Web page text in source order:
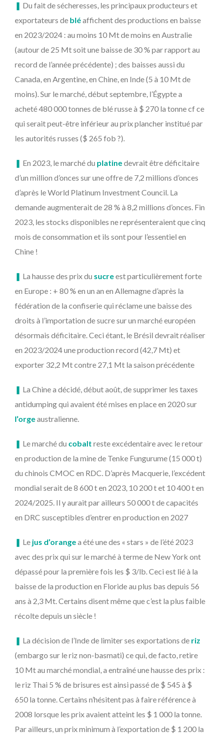
❚ Du fait de sécheresses, les principaux producteurs et
exportateurs de bléaffichent des productions en baisse
en 2023/2024 : au moins 10 Mt de moins en Australie
(autour de 25 Mt soit une baisse de 30 % par rapport au
record de l’année précédente) ; des baisses aussi du
Canada, en Argentine, en Chine, en Inde (5 à 10 Mt de
moins). Sur le marché, début septembre, l’Égypte a
acheté 480 000 tonnes de blé russe à $ 270 la tonne cf ce
qui serait peut-être inférieur au prix plancher institué par
les autorités russes ($ 265 fob ?).
❚ En 2023, le marché du platinedevrait être déficitaire
d’un million d’onces sur une offre de 7,2 millions d’onces
d’après le World Platinum Investment Council. La
demande augmenterait de 28 % à 8,2 millions d’onces. Fin
2023, les stocks disponibles ne représenteraient que cinq
mois de consommation et ils sont pour l’essentiel en
Chine !
❚ La hausse des prix du sucreest particulièrement forte
en Europe : + 80 % en un an en Allemagne d’après la
fédération de la confiserie qui réclame une baisse des
droits à l’importation de sucre sur un marché européen
désormais déficitaire. Ceci étant, le Brésil devrait réaliser
en 2023/2024 une production record (42,7 Mt) et
exporter 32,2 Mt contre 27,1 Mt la saison précédente
❚ La Chine a décidé, début août, de supprimer les taxes
antidumping qui avaient été mises en place en 2020 sur
l’orgeaustralienne.
❚ Le marché du cobalt reste excédentaire avec le retour
en production de la mine de Tenke Fungurume (15 000 t)
du chinois CMOC en RDC. D’après Macquerie, l’excédent
mondial serait de 8 600 t en 2023, 10 200 t et 10 400 t en
2024/2025. Il y aurait par ailleurs 50 000 t de capacités
en DRC susceptibles d’entrer en production en 2027
❚ Le jus d’orangea été une des « stars » de l’été 2023
avec des prix qui sur le marché à terme de New York ont
dépassé pour la première fois les $ 3/lb. Ceci est lié à la
baisse de la production en Floride au plus bas depuis 56
ans à 2,3 Mt. Certains disent même que c’est la plus faible
récolte depuis un siècle !
❚ La décision de l’Inde de limiter ses exportations de riz
(embargo sur le riz non-basmati) ce qui, de facto, retire
10 Mt au marché mondial, a entraîné une hausse des prix :
le riz Thai 5 % de brisures est ainsi passé de $ 545 à $
650 la tonne. Certains n’hésitent pas à faire référence à
2008 lorsque les prix avaient atteint les $ 1 000 la tonne.
Par ailleurs, un prix minimum à l’exportation de $ 1 200 la